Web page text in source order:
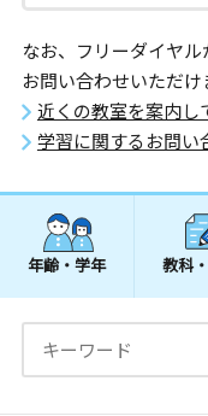
なお、フリーダイヤ
お問い合わせいただけ
近くの教室を案内し
学習に関するお問い
年齢・学年 教科